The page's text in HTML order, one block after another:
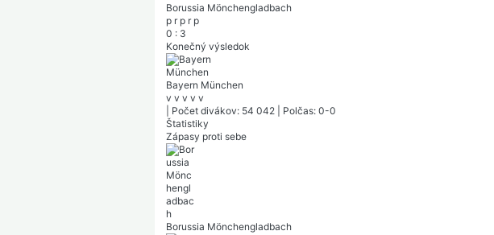
Borussia Mönchengladbach
p r p r p
0 : 3
Konečný výsledok
Bayern München
v v v v v
Počet divákov: 54 042
Polčas: 0-0
Štatistiky
Zápasy proti sebe
Borussia Mönchengladbach